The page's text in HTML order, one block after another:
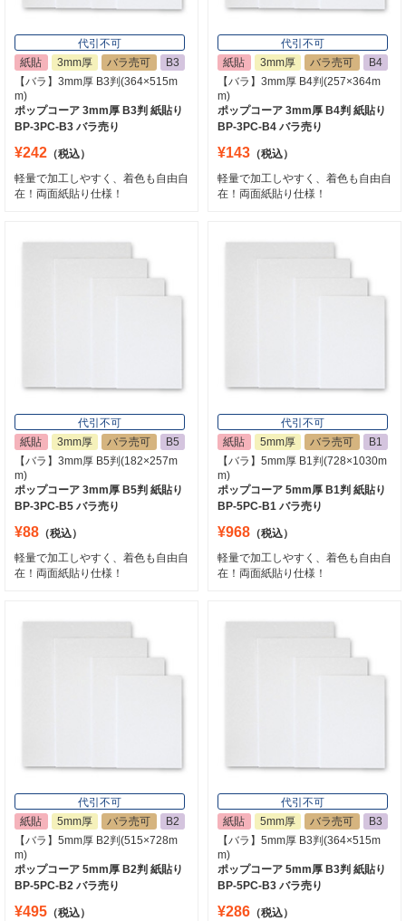
代引不可
紙貼
3mm厚 バラ売可
B3
【バラ】3mm厚 B3判(364×515m
m)
ポップコーア 3mm厚 B3判 紙貼り
BP-3PC-B3 バラ売り
¥242 （税込）
軽量で加工しやすく、着色も自由自
在！両面紙貼り仕様！
代引不可
紙貼
3mm厚 バラ売可
B4
【バラ】3mm厚 B4判(257×364m
m)
ポップコーア 3mm厚 B4判 紙貼り
BP-3PC-B4 バラ売り
¥143 （税込）
軽量で加工しやすく、着色も自由自
在！両面紙貼り仕様！
代引不可
紙貼
3mm厚 バラ売可
B5
【バラ】3mm厚 B5判(182×257m
m)
ポップコーア 3mm厚 B5判 紙貼り
BP-3PC-B5 バラ売り
¥88 （税込）
軽量で加工しやすく、着色も自由自
在！両面紙貼り仕様！
代引不可
紙貼
5mm厚 バラ売可
B1
【バラ】5mm厚 B1判(728×1030m
m)
ポップコーア 5mm厚 B1判 紙貼り
BP-5PC-B1 バラ売り
¥968 （税込）
軽量で加工しやすく、着色も自由自
在！両面紙貼り仕様！
代引不可
紙貼
5mm厚 バラ売可
B2
【バラ】5mm厚 B2判(515×728m
m)
ポップコーア 5mm厚 B2判 紙貼り
BP-5PC-B2 バラ売り
¥495 （税込）
代引不可
紙貼
5mm厚 バラ売可
B3
【バラ】5mm厚 B3判(364×515m
m)
ポップコーア 5mm厚 B3判 紙貼り
BP-5PC-B3 バラ売り
¥286 （税込）